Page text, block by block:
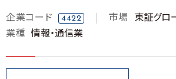
企業コード 4422 市場
東証グロ
業種
情報・通信業